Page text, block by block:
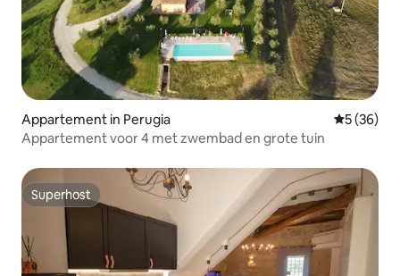
Appartement in Perugia
5 (36)
Appartement voor 4 met zwembad en grote tuin
Superhost
Superhost